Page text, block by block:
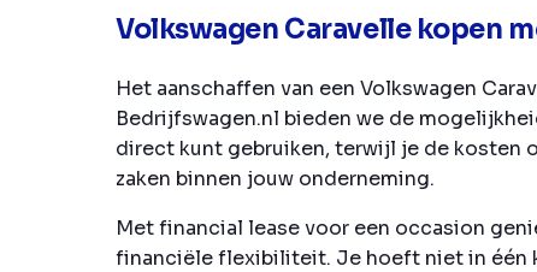
Volkswagen Caravelle kopen
Het aanschaffen van een Volkswagen
Bedrijfswagen.nl bieden we de
direct kunt gebruiken, terwijl je de kosten
zaken binnen jouw onderneming.
Met financial lease voor een occasion
financiële flexibiliteit. Je hoeft niet in één